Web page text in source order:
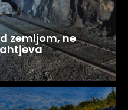
zemljom, ne